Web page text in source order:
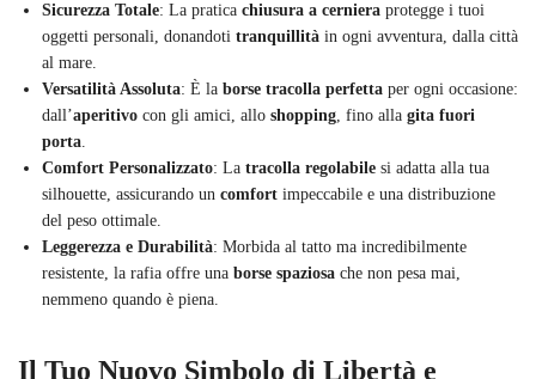
Sicurezza Totale: La pratica chiusura a cerniera protegge i tuoi
oggetti personali, donandoti tranquillità in ogni avventura, dalla città
al mare.
Versatilità Assoluta: È la borse tracolla perfetta per ogni occasione:
dall’aperitivo con gli amici, allo shopping, fino alla gita fuori
porta.
Comfort Personalizzato: La tracolla regolabile si adatta alla tua
silhouette, assicurando un comfort impeccabile e una distribuzione
del peso ottimale.
Leggerezza e Durabilità: Morbida al tatto ma incredibilmente
resistente, la rafia offre una borse spaziosa che non pesa mai,
nemmeno quando è piena.
Il Tuo Nuovo Simbolo di Libertà e